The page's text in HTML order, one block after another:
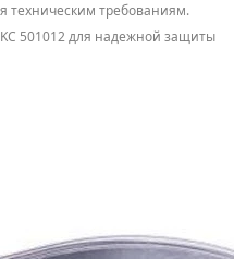
техническим требованиям.
501012 для надежной защиты